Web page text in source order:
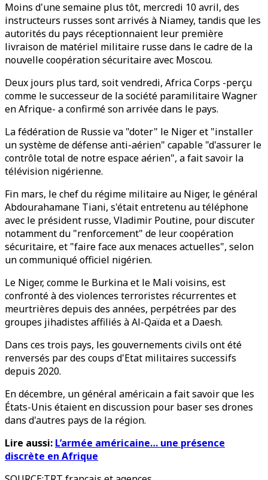
Moins d'une semaine plus tôt, mercredi 10 avril, des
instructeurs russes sont arrivés à Niamey, tandis que les
autorités du pays réceptionnaient leur première
livraison de matériel militaire russe dans le cadre de la
nouvelle coopération sécuritaire avec Moscou.
Deux jours plus tard, soit vendredi, Africa Corps -perçu
comme le successeur de la société paramilitaire Wagner
en Afrique- a confirmé son arrivée dans le pays.
La fédération de Russie va "doter" le Niger et "installer
un système de défense anti-aérien" capable "d'assurer le
contrôle total de notre espace aérien", a fait savoir la
télévision nigérienne.
Fin mars, le chef du régime militaire au Niger, le général
Abdourahamane Tiani, s'était entretenu au téléphone
avec le président russe, Vladimir Poutine, pour discuter
notamment du "renforcement" de leur coopération
sécuritaire, et "faire face aux menaces actuelles", selon
un communiqué officiel nigérien.
Le Niger, comme le Burkina et le Mali voisins, est
confronté à des violences terroristes récurrentes et
meurtrières depuis des années, perpétrées par des
groupes jihadistes affiliés à Al-Qaïda et a Daesh.
Dans ces trois pays, les gouvernements civils ont été
renversés par des coups d'Etat militaires successifs
depuis 2020.
En décembre, un général américain a fait savoir que les
États-Unis étaient en discussion pour baser ses drones
dans d'autres pays de la région.
Lire aussi: L’armée américaine… une présence
discrète en Afrique